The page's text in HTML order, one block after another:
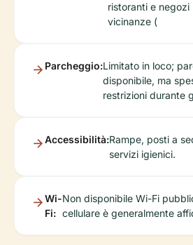
ristoranti e negozi
vicinanze (
Parcheggio:Limitato in loco;
disponibile, ma
restrizioni durante
Accessibilità:Rampe, posti a
servizi igienici.
Wi-
Fi:
Non disponibile Wi-Fi
cellulare è generalmente